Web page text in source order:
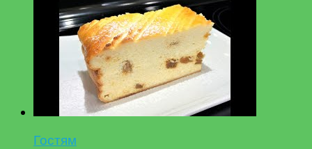
Гостям